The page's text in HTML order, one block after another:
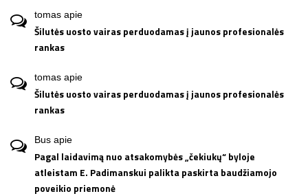
tomas apie
Šilutės uosto vairas perduodamas į jaunos profesionalės
rankas
tomas apie
Šilutės uosto vairas perduodamas į jaunos profesionalės
rankas
Bus apie
Pagal laidavimą nuo atsakomybės „čekiukų“ byloje
atleistam E. Padimanskui palikta paskirta baudžiamojo
poveikio priemonė